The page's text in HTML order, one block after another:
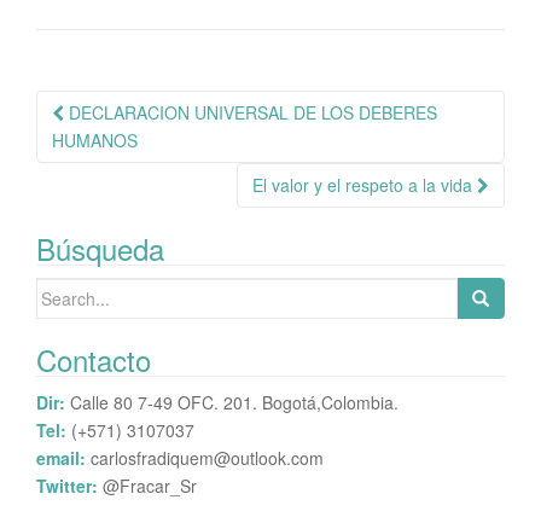
Navegación
de
DECLARACION UNIVERSAL DE LOS DEBERES
HUMANOS
El valor y el respeto a la vida
Búsqueda
Search
Contacto
Dir: Calle 80 7-49 OFC. 201. Bogotá,Colombia.
Tel: (+571) 3107037
email: carlosfradiquem@outlook.com
Twitter: @Fracar_Sr